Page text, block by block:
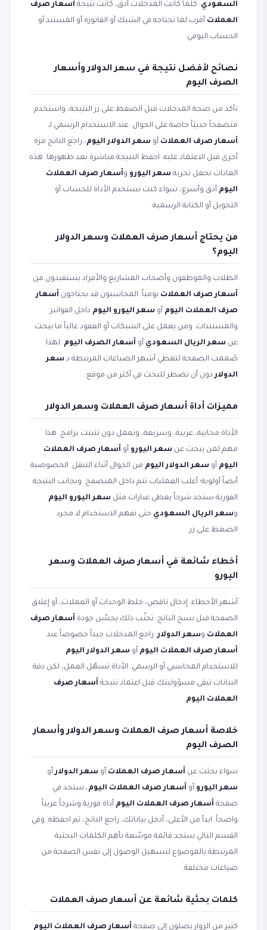
السعودي. كلما كانت المدخلات أدق، كانت نتيجة أسعار صرف
العملات أقرب لما تحتاجه في الشيك أو الفاتورة أو المستند أو
الحساب اليومي.
نصائح لأفضل نتيجة في سعر الدولار وأسعار
الصرف اليوم
تأكد من صحة المدخلات قبل الضغط على زر النتيجة، واستخدم
متصفحاً حديثاً خاصة على الجوال. عند الاستخدام الرسمي لـ
أسعار صرف العملات أو سعر الدولار اليوم، راجع الناتج مرة
أخرى قبل الاعتماد عليه. احفظ النتيجة مباشرة بعد ظهورها. هذه
العادات تجعل تجربة سعر اليورو وأسعار صرف العملات
اليوم أدق وأسرع، سواء كنت تستخدم الأداة للحساب أو
التحويل أو الكتابة الرسمية.
من يحتاج أسعار صرف العملات وسعر الدولار
اليوم؟
الطلاب والموظفون وأصحاب المشاريع والأفراد يستفيدون من
أسعار صرف العملات يومياً. المحاسبون قد يحتاجون أسعار
صرف العملات اليوم أو سعر اليورو اليوم داخل الفواتير
والمستندات. ومن يعمل على الشيكات أو العقود غالباً ما يبحث
عن سعر الريال السعودي أو أسعار الصرف اليوم. لهذا
صُممت الصفحة لتغطي أشهر الصياغات المرتبطة بـ سعر
الدولاردون أن تضطر للبحث في أكثر من موقع.
مميزات أداة أسعار صرف العملات وسعر الدولار
الأداة مجانية، عربية، وسريعة، وتعمل دون تثبيت برامج. هذا
مهم لمن يبحث عن سعر اليورو أو أسعار صرف العملات
اليوم أو سعر الدولار اليوم من الجوال أثناء التنقل. الخصوصية
أيضاً أولوية؛ أغلب العمليات تتم داخل المتصفح. وبجانب النتيجة
الفورية ستجد شرحاً يغطي عبارات مثل سعر اليورو اليوم
وسعر الريال السعودي حتى تفهم الاستخدام لا مجرد
الضغط على زر.
أخطاء شائعة في أسعار صرف العملات وسعر
اليورو
أشهر الأخطاء: إدخال ناقص، خلط الوحدات أو العملات، أو إغلاق
الصفحة قبل نسخ الناتج. تجنّب ذلك يحسّن جودة أسعار صرف
العملات وسعر الدولار. راجع المدخلات جيداً خصوصاً عند
أسعار صرف العملات اليوم أو سعر الدولار اليوم
للاستخدام المحاسبي أو الرسمي. الأداة تسهّل العمل، لكن دقة
البيانات تبقى مسؤوليتك قبل اعتماد نتيجة أسعار صرف
العملات اليوم.
خلاصة أسعار صرف العملات وسعر الدولار وأسعار
الصرف اليوم
سواء بحثت عن أسعار صرف العملات أو سعر الدولارأو
سعر اليورو أو أسعار صرف العملات اليوم، ستجد في
صفحة أسعار صرف العملات اليوم أداة فورية وشرحاً عربياً
واضحاً. ابدأ من الأعلى، أدخل بياناتك، راجع الناتج، ثم احفظه. وفي
القسم التالي ستجد قائمة موسّعة بأهم الكلمات البحثية
المرتبطة بالموضوع لتسهيل الوصول إلى نفس الصفحة من
صياغات مختلفة.
كلمات بحثية شائعة عن أسعار صرف العملات
كثير من الزوار يصلون إلى صفحة أسعار صرف العملات اليوم